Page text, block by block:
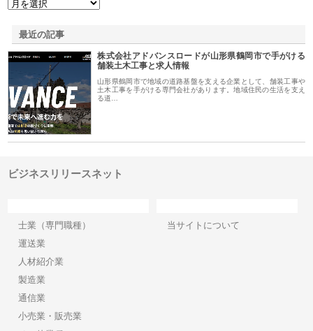
最近の記事
株式会社アドバンスロードが山形県鶴岡市で手がける
舗装土木工事と求人情報
山形県鶴岡市で地域の道路基盤を支える企業として、舗装工事や
土木工事を手がける専門会社があります。地域住民の生活を支え
る道…
ビジネスリリースネット
士業（専門職種）
運送業
人材紹介業
製造業
通信業
小売業・販売業
当サイトについて